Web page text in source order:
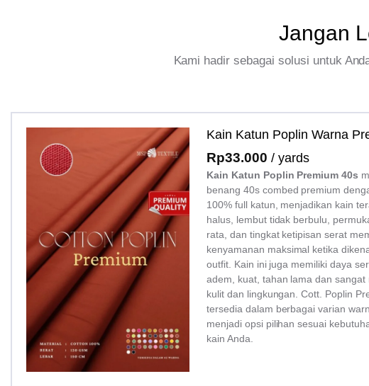
Jangan
Kami hadir sebagai solusi untuk
Kain Katun Poplin Warna
Rp33.000 / yards
Kain Katun Poplin Premium 40s
benang 40s combed premium
100% full katun, menjadikan kain
halus, lembut tidak berbulu,
rata, dan tingkat ketipisan serat
kenyamanan maksimal ketika
outfit. Kain ini juga memiliki daya
adem, kuat, tahan lama dan sangat
kulit dan lingkungan. Cott. Poplin
tersedia dalam berbagai varian
menjadi opsi pilihan sesuai
kain Anda.